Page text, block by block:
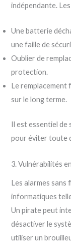
indépendante.
Une batterie
une faille de
Oublier de
protection.
Le
sur le long terme.
Il est essentiel de
pour éviter toute
3. Vulnérabilités
Les alarmes sans
informatiques
Un pirate peut
désactiver le
utiliser un